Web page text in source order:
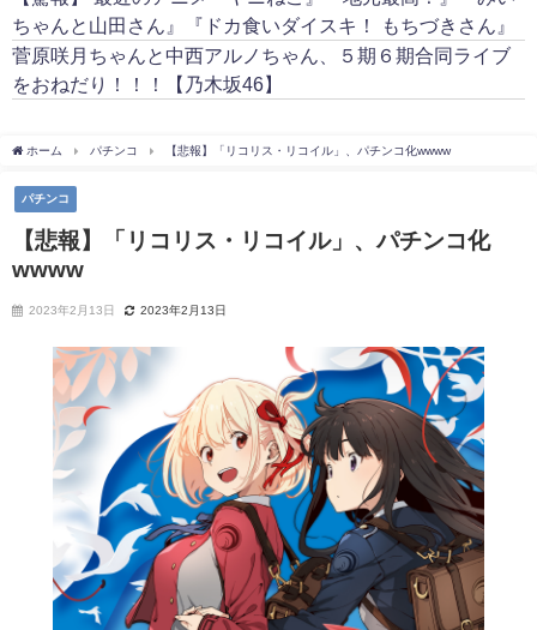
ちゃんと山田さん』『ドカ食いダイスキ！ もちづきさん』
菅原咲月ちゃんと中西アルノちゃん、５期６期合同ライブ
をおねだり！！！【乃木坂46】
ホーム パチンコ 【悲報】「リコリス・リコイル」、パチンコ化wwww
パチンコ
【悲報】「リコリス・リコイル」、パチンコ化
wwww
2023年2月13日 2023年2月13日